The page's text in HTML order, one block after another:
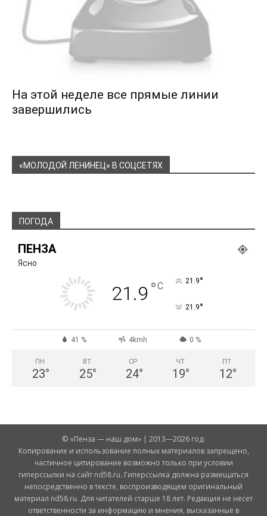
На этой неделе все прямые линии
завершились
«МОЛОДОЙ ЛЕНИНЕЦ» В СОЦСЕТЯХ
ПОГОДА
ПЕНЗА
Ясно
21.9 °C 21.9°
21.9°
41 % 4kmh 0 %
ПН
23°
ВТ
25°
СР
24°
ЧТ
19°
ПТ
12°
© «Пенза — наш дом» | 2013—2026 год.
Копирование и использование полных материалов запрещено,
частичное цитирование возможно только при условии
гиперссылки на сайт nd58.ru. Гиперссылка должна размещаться
непосредственно в тексте, воспроизводящем оригинальный
материал nd58.ru. Для читателей старше 18 лет. Редакция не несет
ответственности за информацию и мнения, высказанные в